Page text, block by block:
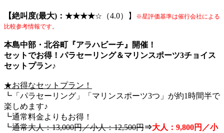
【絶叫度(最大)： ★★★★☆ （4.0）】
※星評価基準は催行会社による
比較参考情報です。
本島中部・北谷町『アラハビーチ』開催！
セットでお得！パラセーリング＆マリンスポーツ3チョイス
セットプラン♪
★お得なセットプラン！
┗「パラセーリング」「マリンスポーツ3つ」が約1時間半で
楽しめます♪
┗通常料金よりもお得！
┗通常大人：13,000円／小人：12,500円⇒大人：9,800円／小